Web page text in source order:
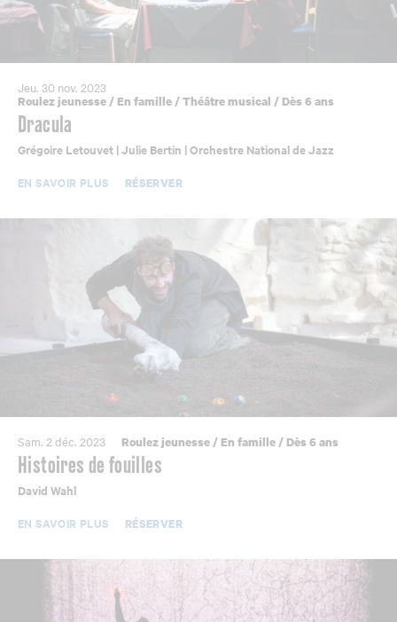
Jeu. 30 nov. 2023
Roulez jeunesse/ En famille/Théâtre musical / Dès 6 ans
Dracula
Grégoire Letouvet | Julie Bertin | Orchestre National de Jazz
EN SAVOIR PLUS
RÉSERVER
Sam. 2 déc. 2023 Roulez jeunesse/ En famille/ Dès 6 ans
Histoires de fouilles
David Wahl
EN SAVOIR PLUS
RÉSERVER